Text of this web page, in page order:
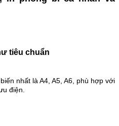
tiêu chuẩn
nhất là A4, A5, A6, phù hợp với
điện.